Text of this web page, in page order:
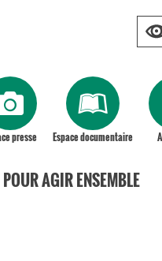
presse Espace documentaire
POUR AGIR ENSEMBLE